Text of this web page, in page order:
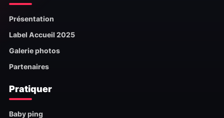
Présentation
Label Accueil 2025
Galerie photos
Partenaires
Pratiquer
Baby ping